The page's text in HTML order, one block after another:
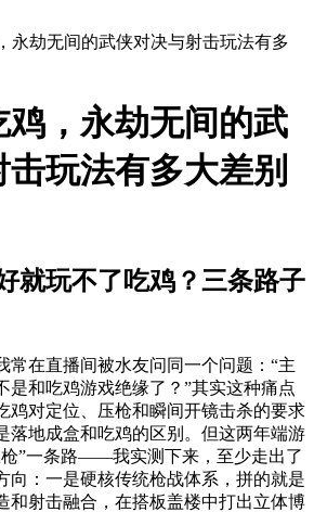
永劫无间的武侠对决与射击玩法有多
鸡，永劫无间的武
玩法有多大差别
就玩不了吃鸡？三条路子
常在直播间被水友问同一个问题：“主
是和吃鸡游戏绝缘了？”其实这种痛点
鸡对定位、压枪和瞬间开镜击杀的要求
落地成盒和吃鸡的区别。但这两年端游
枪”一条路——我实测下来，至少走出了
向：一是硬核传统枪战体系，拼的就是
和射击融合，在搭板盖楼中打出立体博